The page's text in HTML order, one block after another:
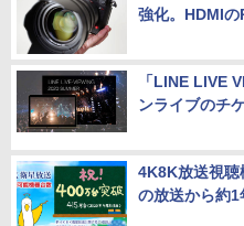
強化。HDMIの
「LINE LIVE
ンライブのチ
4K8K放送視聴
の放送から約1